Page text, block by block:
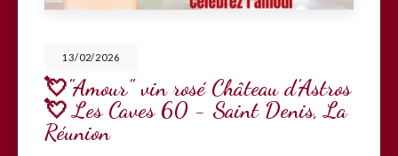
13/02/2026
💘"Amour" vin rosé Château d'Astros
💘 Les Caves 60 - Saint Denis, La
Réunion